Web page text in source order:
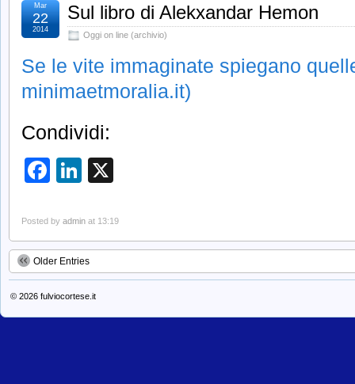
Sul libro di Alekxandar Hemon
Oggi on line (archivio)
Mar
22
2014
Se le vite immaginate spiegano
minimaetmoralia.it)
Condividi:
Facebook
LinkedIn
Posted by admin at 13:19
Older Entries
© 2026 fulviocortese.it